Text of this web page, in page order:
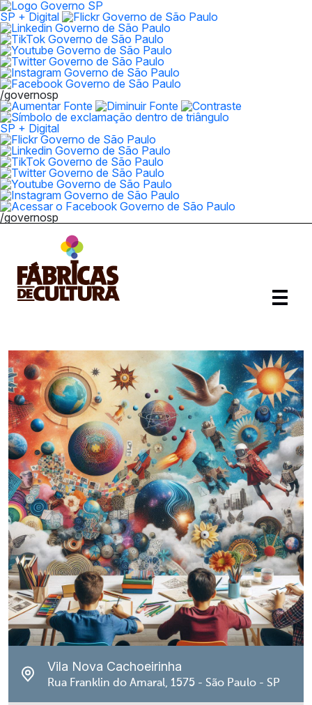
SP + Digital
/governosp
SP + Digital
/governosp
Vila Nova Cachoeirinha
Rua Franklin do Amaral, 1575 - São Paulo - SP